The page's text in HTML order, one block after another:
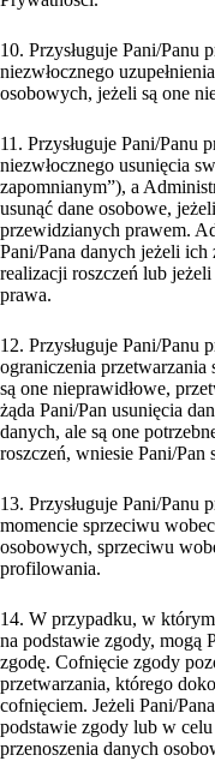
10. Przysługuje Pani/Panu
niezwłocznego
osobowych, jeżeli są one
11. Przysługuje Pani/Panu
niezwłocznego usunięcia
zapomnianym”), a
usunąć dane osobowe,
przewidzianych prawem.
Pani/Pana danych jeżeli
realizacji roszczeń lub
prawa.
12. Przysługuje Pani/Panu
ograniczenia
są one nieprawidłowe,
żąda Pani/Pan usunięcia
danych, ale są one
roszczeń, wniesie Pani/
13. Przysługuje Pani/
momencie sprzeciwu
osobowych, sprzeciwu
profilowania.
14. W przypadku, w którym
na podstawie zgody, mogą
zgodę. Cofnięcie zgody
przetwarzania, którego
cofnięciem. Jeżeli Pani/
podstawie zgody lub w
przenoszenia danych